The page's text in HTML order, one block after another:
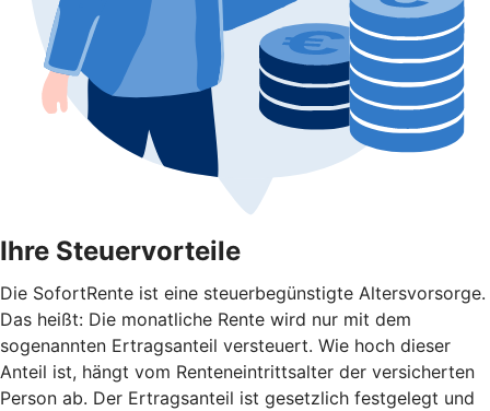
Ihre Steuervorteile
Die SofortRente ist eine steuerbegünstigte Altersvorsorge.
Das heißt: Die monatliche Rente wird nur mit dem
sogenannten Ertragsanteil versteuert. Wie hoch dieser
Anteil ist, hängt vom Renteneintrittsalter der versicherten
Person ab. Der Ertragsanteil ist gesetzlich festgelegt und